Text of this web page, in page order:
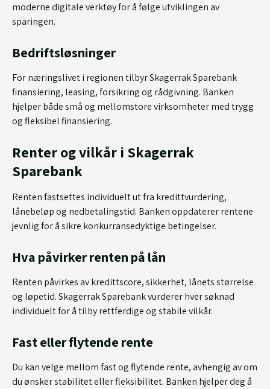
moderne digitale verktøy for å følge utviklingen av
sparingen.
Bedriftsløsninger
For næringslivet i regionen tilbyr Skagerrak Sparebank
finansiering, leasing, forsikring og rådgivning. Banken
hjelper både små og mellomstore virksomheter med trygg
og fleksibel finansiering.
Renter og vilkår i Skagerrak
Sparebank
Renten fastsettes individuelt ut fra kredittvurdering,
lånebeløp og nedbetalingstid. Banken oppdaterer rentene
jevnlig for å sikre konkurransedyktige betingelser.
Hva påvirker renten på lån
Renten påvirkes av kredittscore, sikkerhet, lånets størrelse
og løpetid. Skagerrak Sparebank vurderer hver søknad
individuelt for å tilby rettferdige og stabile vilkår.
Fast eller flytende rente
Du kan velge mellom fast og flytende rente, avhengig av om
du ønsker stabilitet eller fleksibilitet. Banken hjelper deg å